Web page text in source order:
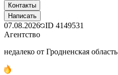
Контакты
Написать
07.08.2026 ID 4149531
Агентство
недалеко от Гродненская область